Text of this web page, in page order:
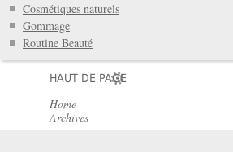
Cosmétiques naturels
Gommage
Routine Beauté
HAUT DE PAGE
Home
Archives